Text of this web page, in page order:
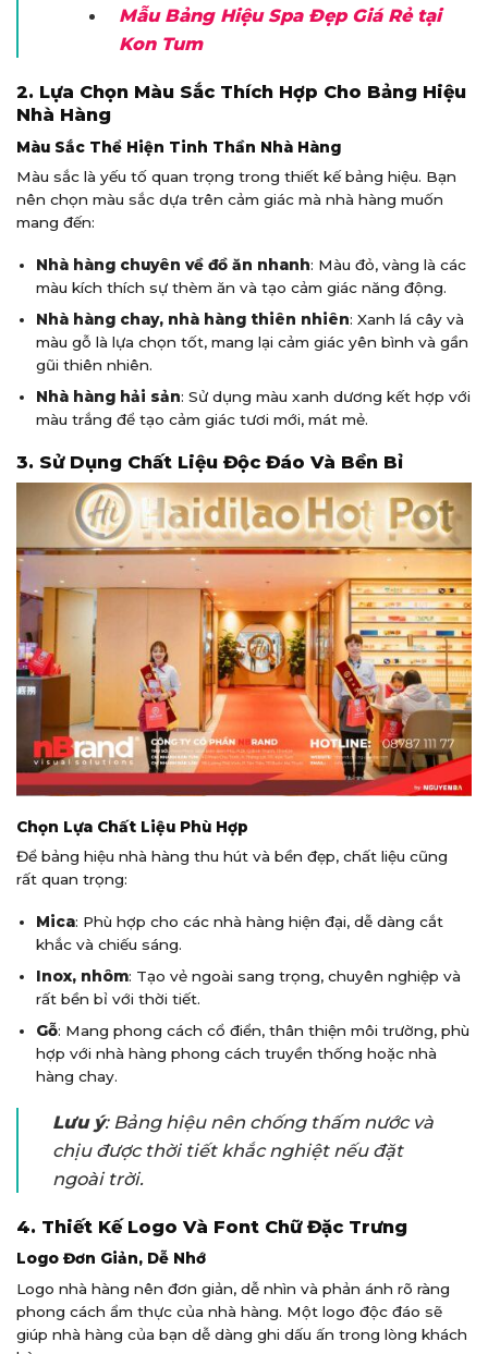
Mẫu Bảng Hiệu Spa Đẹp Giá Rẻ tại
Kon Tum
2. Lựa Chọn Màu Sắc Thích Hợp Cho Bảng Hiệu
Nhà Hàng
Màu Sắc Thể Hiện Tinh Thần Nhà Hàng
Màu sắc là yếu tố quan trọng trong thiết kế bảng hiệu. Bạn
nên chọn màu sắc dựa trên cảm giác mà nhà hàng muốn
mang đến:
Nhà hàng chuyên về đồ ăn nhanh: Màu đỏ, vàng là các
màu kích thích sự thèm ăn và tạo cảm giác năng động.
Nhà hàng chay, nhà hàng thiên nhiên: Xanh lá cây và
màu gỗ là lựa chọn tốt, mang lại cảm giác yên bình và gần
gũi thiên nhiên.
Nhà hàng hải sản: Sử dụng màu xanh dương kết hợp với
màu trắng để tạo cảm giác tươi mới, mát mẻ.
3. Sử Dụng Chất Liệu Độc Đáo Và Bền Bỉ
Chọn Lựa Chất Liệu Phù Hợp
Để bảng hiệu nhà hàng thu hút và bền đẹp, chất liệu cũng
rất quan trọng:
Mica: Phù hợp cho các nhà hàng hiện đại, dễ dàng cắt
khắc và chiếu sáng.
Inox, nhôm: Tạo vẻ ngoài sang trọng, chuyên nghiệp và
rất bền bỉ với thời tiết.
Gỗ: Mang phong cách cổ điển, thân thiện môi trường, phù
hợp với nhà hàng phong cách truyền thống hoặc nhà
hàng chay.
Lưu ý: Bảng hiệu nên chống thấm nước và
chịu được thời tiết khắc nghiệt nếu đặt
ngoài trời.
4. Thiết Kế Logo Và Font Chữ Đặc Trưng
Logo Đơn Giản, Dễ Nhớ
Logo nhà hàng nên đơn giản, dễ nhìn và phản ánh rõ ràng
phong cách ẩm thực của nhà hàng. Một logo độc đáo sẽ
giúp nhà hàng của bạn dễ dàng ghi dấu ấn trong lòng khách